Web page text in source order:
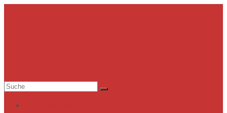
Suche